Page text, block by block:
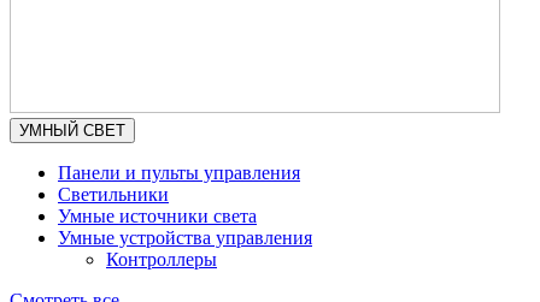
УМНЫЙ СВЕТ
Панели и пульты управления
Светильники
Умные источники света
Умные устройства управления
Контроллеры